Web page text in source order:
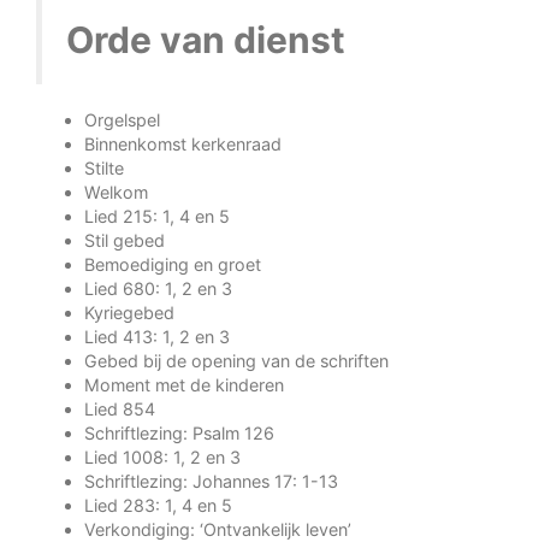
Orde van dienst
Orgelspel
Binnenkomst kerkenraad
Stilte
Welkom
Lied 215: 1, 4 en 5
Stil gebed
Bemoediging en groet
Lied 680: 1, 2 en 3
Kyriegebed
Lied 413: 1, 2 en 3
Gebed bij de opening van de schriften
Moment met de kinderen
Lied 854
Schriftlezing: Psalm 126
Lied 1008: 1, 2 en 3
Schriftlezing: Johannes 17: 1-13
Lied 283: 1, 4 en 5
Verkondiging: ‘Ontvankelijk leven’